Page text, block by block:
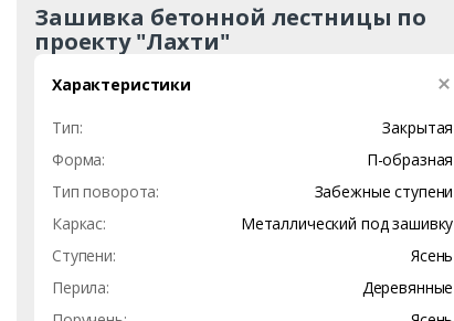
Зашивка бетонной лестницы по
проекту "Лахти"
Характеристики
Тип:
Закрытая
Форма:
П-образная
Тип поворота:
Забежные ступени
Каркас:
Металлический под зашивку
Ступени:
Ясень
Перила:
Деревянные